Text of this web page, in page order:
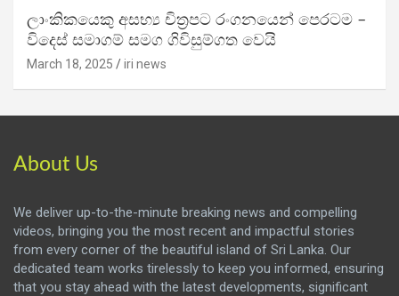
ලාංකිකයෙකු අසභ්‍ය චිත්‍රපට රංගනයෙන් පෙරටම –
විදෙස් සමාගම් සමග ගිවිසුම්ගත වෙයි
March 18, 2025 iri news
About Us
We deliver up-to-the-minute breaking news and compelling
videos, bringing you the most recent and impactful stories
from every corner of the beautiful island of Sri Lanka. Our
dedicated team works tirelessly to keep you informed, ensuring
that you stay ahead with the latest developments, significant